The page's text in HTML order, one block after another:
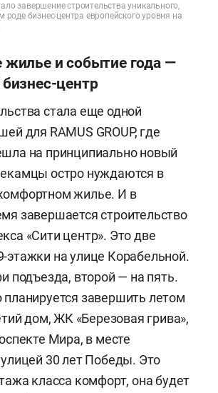
завершение строительства уникального,
роде бизнес-центра европейского уровня на
и событие года —
центр
стала еще одной
для RAMUS GROUP, где
на принципиально новый
остро нуждаются в
жилье. И в
завершается строительство
«Сити центр». Это две
этажки на улице Корабельной.
подъезда, второй — на пять.
планируется завершить летом
дом, ЖК «Березовая грива»,
Мира, в месте
30 лет Победы. Это
класса комфорт, она будет